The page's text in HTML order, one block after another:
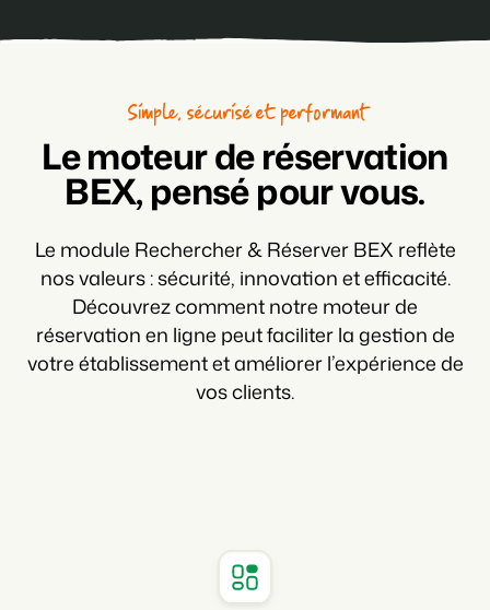
Simple, sécurisé et performant
Le moteur de réservation
BEX, pensé pour vous.
Le module Rechercher & Réserver BEX reflète
nos valeurs : sécurité, innovation et efficacité.
Découvrez comment notre moteur de
réservation en ligne peut faciliter la gestion de
votre établissement et améliorer l’expérience de
vos clients.